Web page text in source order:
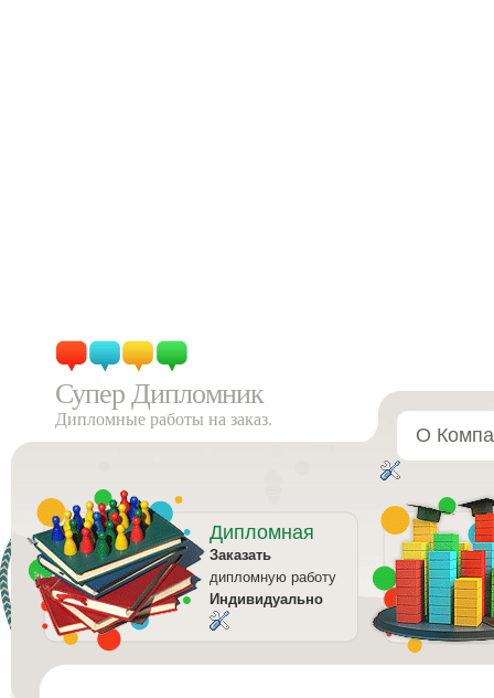
Супер Дипломник
Дипломные работы на заказ.
О
Дипломная
Заказать
дипломную работу
Индивидуально